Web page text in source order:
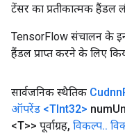
टेंसर का प्रतीकात्मक हैंडल
TensorFlow संचालन के
हैंडल प्राप्त करने के लिए
सार्वजनिक स्थैतिक Cudnn
ऑपरेंड <TInt32> num
<T>> पूर्वाग्रह, विकल्प..